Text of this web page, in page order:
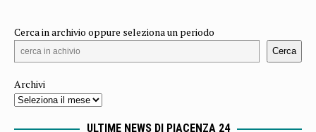
Cerca in archivio oppure seleziona un periodo
Cerca
Archivi
ULTIME NEWS DI PIACENZA 24